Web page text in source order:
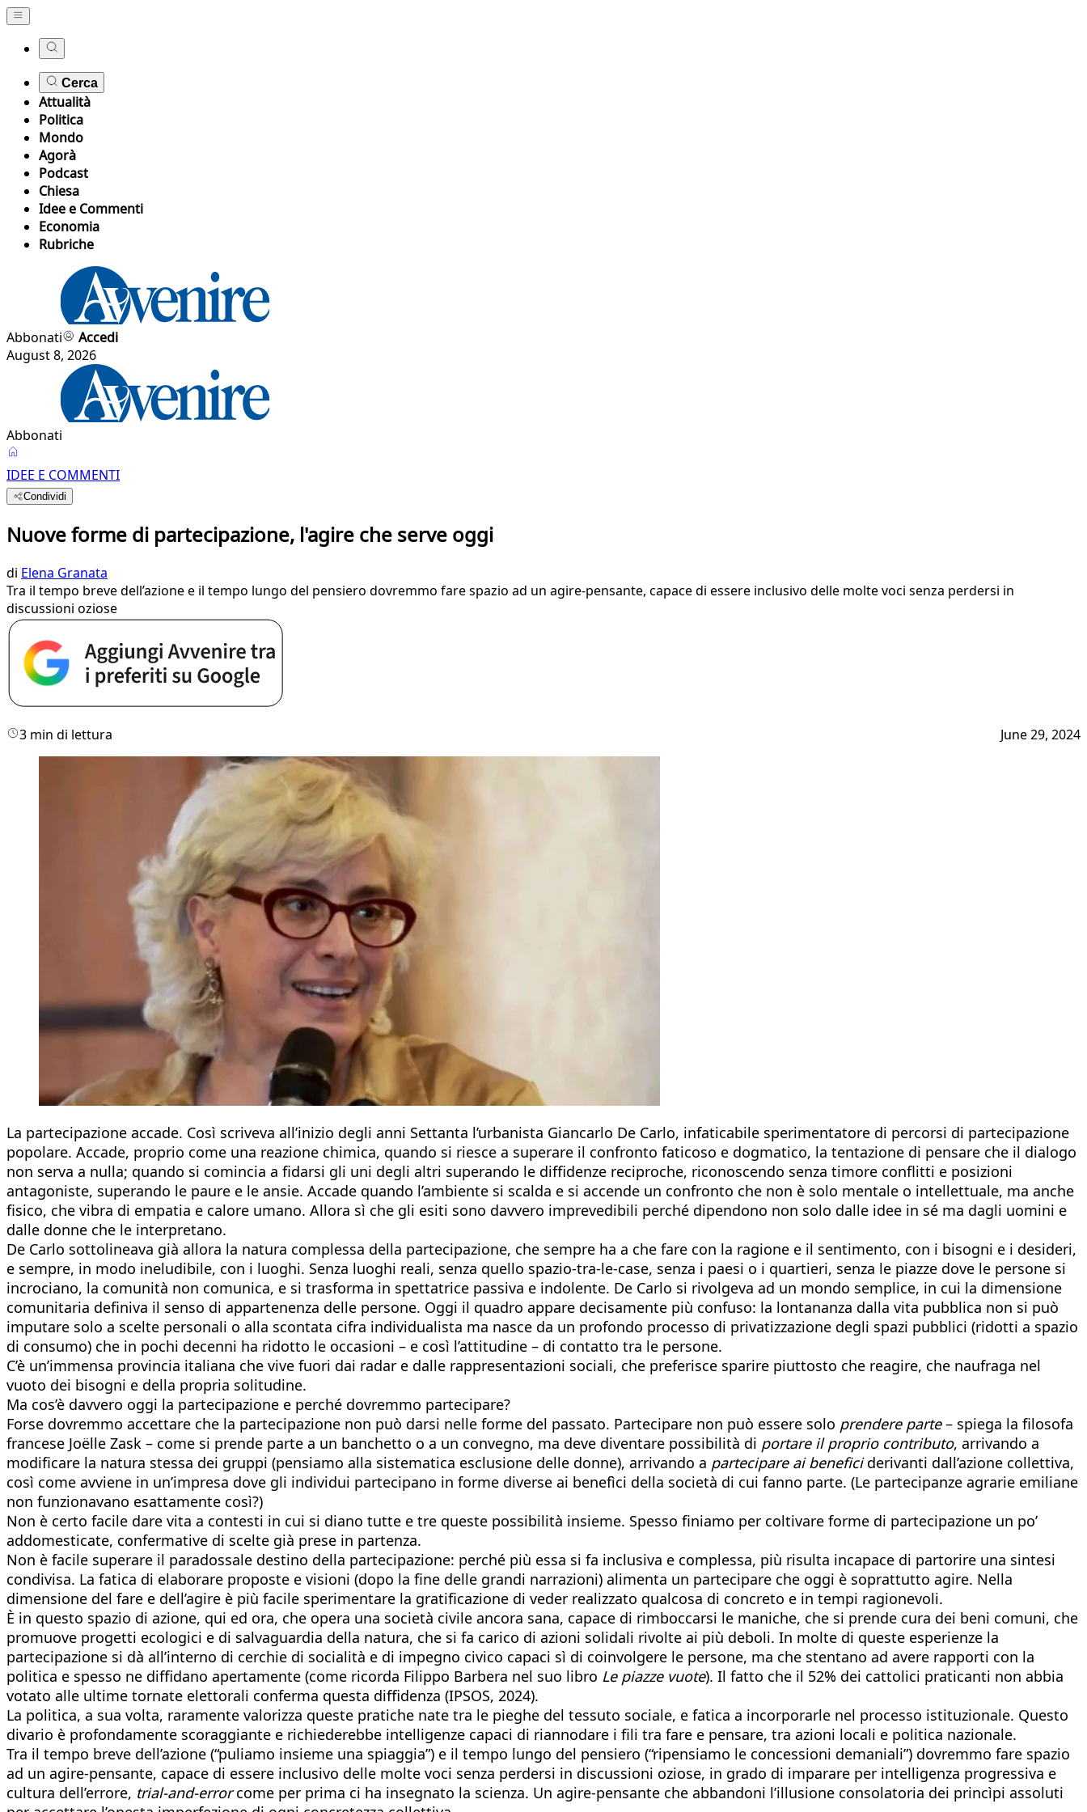
Cerca
Attualità
Politica
Mondo
Agorà
Podcast
Chiesa
Idee e Commenti
Economia
Rubriche
Abbonati
Accedi
August 8, 2026
Abbonati
IDEE E COMMENTI
Condividi
Nuove forme di partecipazione, l'agire che serve oggi
di Elena Granata
Tra il tempo breve dell’azione e il tempo lungo del pensiero dovremmo fare spazio ad un agire-pensante, capace di essere inclusivo delle molte voci senza perdersi in
discussioni oziose
3 min di lettura June 29, 2024
La partecipazione accade. Così scriveva all’inizio degli anni Settanta l’urbanista Giancarlo De Carlo, infaticabile sperimentatore di percorsi di partecipazione
popolare. Accade, proprio come una reazione chimica, quando si riesce a superare il confronto faticoso e dogmatico, la tentazione di pensare che il dialogo
non serva a nulla; quando si comincia a fidarsi gli uni degli altri superando le diffidenze reciproche, riconoscendo senza timore conflitti e posizioni
antagoniste, superando le paure e le ansie. Accade quando l’ambiente si scalda e si accende un confronto che non è solo mentale o intellettuale, ma anche
fisico, che vibra di empatia e calore umano. Allora sì che gli esiti sono davvero imprevedibili perché dipendono non solo dalle idee in sé ma dagli uomini e
dalle donne che le interpretano.
De Carlo sottolineava già allora la natura complessa della partecipazione, che sempre ha a che fare con la ragione e il sentimento, con i bisogni e i desideri,
e sempre, in modo ineludibile, con i luoghi. Senza luoghi reali, senza quello spazio-tra-le-case, senza i paesi o i quartieri, senza le piazze dove le persone si
incrociano, la comunità non comunica, e si trasforma in spettatrice passiva e indolente. De Carlo si rivolgeva ad un mondo semplice, in cui la dimensione
comunitaria definiva il senso di appartenenza delle persone. Oggi il quadro appare decisamente più confuso: la lontananza dalla vita pubblica non si può
imputare solo a scelte personali o alla scontata cifra individualista ma nasce da un profondo processo di privatizzazione degli spazi pubblici (ridotti a spazio
di consumo) che in pochi decenni ha ridotto le occasioni – e così l’attitudine – di contatto tra le persone.
C’è un’immensa provincia italiana che vive fuori dai radar e dalle rappresentazioni sociali, che preferisce sparire piuttosto che reagire, che naufraga nel
vuoto dei bisogni e della propria solitudine.
Ma cos’è davvero oggi la partecipazione e perché dovremmo partecipare?
Forse dovremmo accettare che la partecipazione non può darsi nelle forme del passato. Partecipare non può essere solo prendere parte– spiega la filosofa
francese Joëlle Zask – come si prende parte a un banchetto o a un convegno, ma deve diventare possibilità di portare il proprio contributo, arrivando a
modificare la natura stessa dei gruppi (pensiamo alla sistematica esclusione delle donne), arrivando a partecipare ai beneficiderivanti dall’azione collettiva,
così come avviene in un’impresa dove gli individui partecipano in forme diverse ai benefìci della società di cui fanno parte. (Le partecipanze agrarie emiliane
non funzionavano esattamente così?)
Non è certo facile dare vita a contesti in cui si diano tutte e tre queste possibilità insieme. Spesso finiamo per coltivare forme di partecipazione un po’
addomesticate, confermative di scelte già prese in partenza.
Non è facile superare il paradossale destino della partecipazione: perché più essa si fa inclusiva e complessa, più risulta incapace di partorire una sintesi
condivisa. La fatica di elaborare proposte e visioni (dopo la fine delle grandi narrazioni) alimenta un partecipare che oggi è soprattutto agire. Nella
dimensione del fare e dell’agire è più facile sperimentare la gratificazione di veder realizzato qualcosa di concreto e in tempi ragionevoli.
È in questo spazio di azione, qui ed ora, che opera una società civile ancora sana, capace di rimboccarsi le maniche, che si prende cura dei beni comuni, che
promuove progetti ecologici e di salvaguardia della natura, che si fa carico di azioni solidali rivolte ai più deboli. In molte di queste esperienze la
partecipazione si dà all’interno di cerchie di socialità e di impegno civico capaci sì di coinvolgere le persone, ma che stentano ad avere rapporti con la
politica e spesso ne diffidano apertamente (come ricorda Filippo Barbera nel suo libro Le piazze vuote). Il fatto che il 52% dei cattolici praticanti non abbia
votato alle ultime tornate elettorali conferma questa diffidenza (IPSOS, 2024).
La politica, a sua volta, raramente valorizza queste pratiche nate tra le pieghe del tessuto sociale, e fatica a incorporarle nel processo istituzionale. Questo
divario è profondamente scoraggiante e richiederebbe intelligenze capaci di riannodare i fili tra fare e pensare, tra azioni locali e politica nazionale.
Tra il tempo breve dell’azione (“puliamo insieme una spiaggia”) e il tempo lungo del pensiero (“ripensiamo le concessioni demaniali”) dovremmo fare spazio
ad un agire-pensante, capace di essere inclusivo delle molte voci senza perdersi in discussioni oziose, in grado di imparare per intelligenza progressiva e
cultura dell’errore, trial-and-errorcome per prima ci ha insegnato la scienza. Un agire-pensante che abbandoni l’illusione consolatoria dei princìpi assoluti